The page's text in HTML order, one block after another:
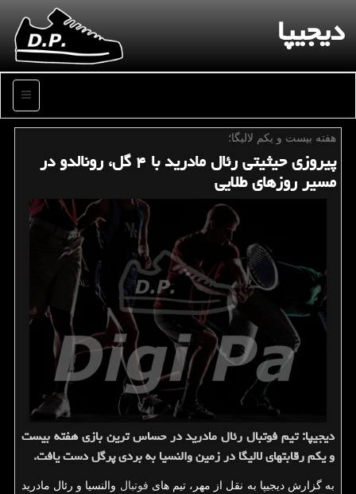
دیجیپا
منو
هفته بیست و یكم لالیگا؛
پیروزی حیثیتی رئال مادرید با ۴ گل، رونالدو در
مسیر روزهای طلایی
دیجیپا: تیم فوتبال رئال مادرید در حساس ترین بازی هفته بیست
و یكم رقابتهای لالیگا در زمین والنسیا به بردی پرگل دست یافت.
به گزارش دیجیپا به نقل از مهر، تیم های فوتبال والنسیا و رئال مادرید